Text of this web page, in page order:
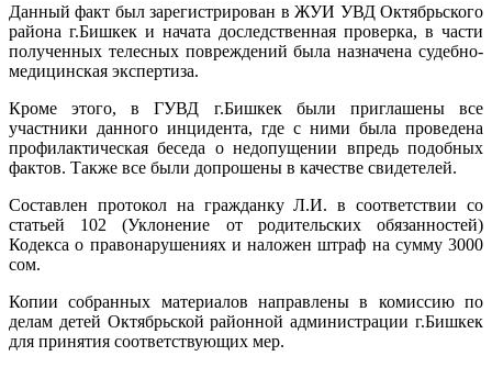
Данный факт был зарегистрирован в ЖУИ УВД Октябрьского
района г.Бишкек и начата доследственная проверка, в части
полученных телесных повреждений была назначена судебно-
медицинская экспертиза.
Кроме этого, в ГУВД г.Бишкек были приглашены все
участники данного инцидента, где с ними была проведена
профилактическая беседа о недопущении впредь подобных
фактов. Также все были допрошены в качестве свидетелей.
Составлен протокол на гражданку Л.И. в соответствии со
статьей 102 (Уклонение от родительских обязанностей)
Кодекса о правонарушениях и наложен штраф на сумму 3000
сом.
Копии собранных материалов направлены в комиссию по
делам детей Октябрьской районной администрации г.Бишкек
для принятия соответствующих мер.